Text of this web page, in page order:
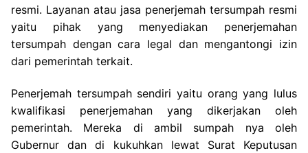
resmi. Layanan atau jasa penerjemah tersumpah resmi
yaitu pihak yang menyediakan penerjemahan
tersumpah dengan cara legal dan mengantongi izin
dari pemerintah terkait.
Penerjemah tersumpah sendiri yaitu orang yang lulus
kwalifikasi penerjemahan yang dikerjakan oleh
pemerintah. Mereka di ambil sumpah nya oleh
Gubernur dan di kukuhkan lewat Surat Keputusan